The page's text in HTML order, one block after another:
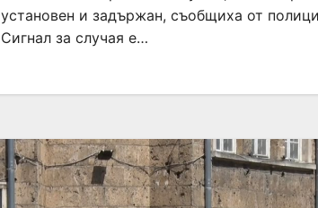
установен и задържан, съобщиха от
Сигнал за случая е…